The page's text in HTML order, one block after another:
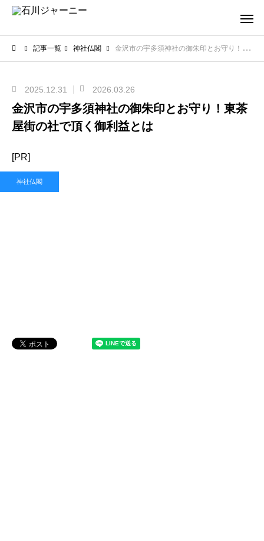
記事一覧 神社仏閣 金沢市の宇多須神社の御朱印とお守り！東茶屋街の社で頂く御利益とは
2025.12.31 2026.03.26
金沢市の宇多須神社の御朱印とお守り！東茶
屋街の社で頂く御利益とは
[PR]
神社仏閣